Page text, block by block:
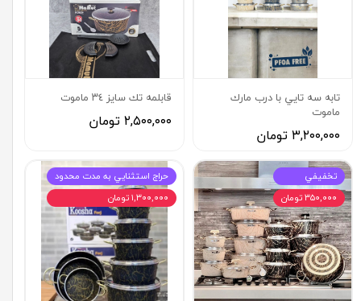
تابه سه تايي با درب مارك
ماموت
۳,۲۰۰,۰۰۰ تومان
قابلمه تك سايز ٣٤ ماموت
۲,۵۰۰,۰۰۰ تومان
تخفيفي
۳۵۰,۰۰۰ تومان
حراج استثنايي به مدت محدود
۱,۳۰۰,۰۰۰ تومان